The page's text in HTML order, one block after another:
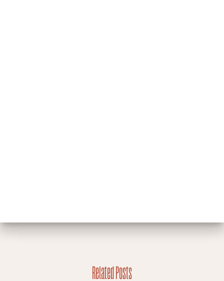
Related Posts